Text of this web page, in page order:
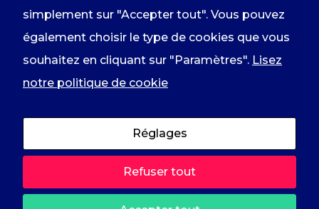
vous acceptez de recevoir
l'information du groupe par courrier
électronique et vous prenez
connaissance de notre
Démocrates, Progressistes et
simplement sur "Accepter tout". Vous pouvez
également choisir le type de cookies que vous
souhaitez en cliquant sur "Paramètres". Lisez
notre politique de cookie
Réglages
Refuser tout
YouTube ou
Vimeo.